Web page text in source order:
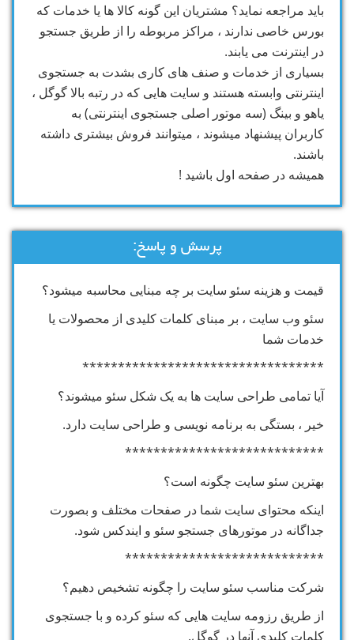
باید مراجعه نماید؟ مشتریان این گونه کالا ها یا خدمات که
بورس خاصی ندارند ، مراکز مربوطه را از طریق جستجو
در اینترنت می یابند.
بسیاری از خدمات و صنف های کاری بشدت به جستجوی
اینترنتی وابسته هستند و سایت هایی که در رتبه بالا گوگل ،
یاهو و بینگ (سه موتور اصلی جستجوی اینترنتی) به
کاربران پیشنهاد میشوند ، میتوانند فروش بیشتری داشته
باشند.
همیشه در صفحه اول باشید !
پرسش و پاسخ:
قیمت و هزینه سئو سایت بر چه مبنایی محاسبه میشود؟
سئو وب سایت ، بر مبنای کلمات کلیدی از محصولات یا
خدمات شما
**********************************
آیا تمامی طراحی سایت ها به یک شکل سئو میشوند؟
خیر ، بستگی به برنامه نویسی و طراحی سایت دارد.
****************************
بهترین سئو سایت چگونه است؟
اینکه محتوای سایت شما در صفحات مختلف و بصورت
جداگانه در موتورهای جستجو سئو و ایندکس شود.
****************************
شرکت مناسب سئو سایت را چگونه تشخیص دهیم؟
از طریق رزومه سایت هایی که سئو کرده و با جستجوی
کلمات کلیدی آنها در گوگل.